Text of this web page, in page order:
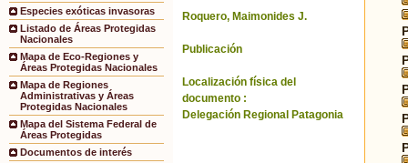
Especies exóticas invasoras
Listado de Áreas Protegidas
Nacionales
Mapa de Eco-Regiones y
Áreas Protegidas Nacionales
Mapa de Regiones
Administrativas y Áreas
Protegidas Nacionales
Mapa del Sistema Federal de
Áreas Protegidas
Documentos de interés
Roquero, Maimonides J.
Publicación
Localización física del
documento :
Delegación Regional Patagonia